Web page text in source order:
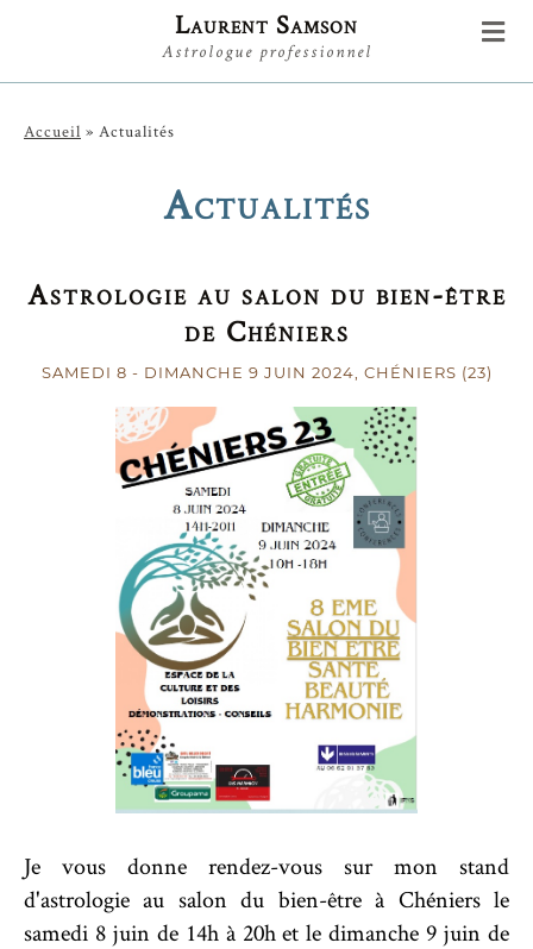
Laurent Samson
Astrologue professionnel
Accueil » Actualités
Actualités
Astrologie au salon du bien-être
de Chéniers
SAMEDI 8 - DIMANCHE 9 JUIN 2024 , CHÉNIERS (23)
Je vous donne rendez-vous sur mon stand
d'astrologie au salon du bien-être à Chéniers le
samedi 8 juin de 14h à 20h et le dimanche 9 juin de